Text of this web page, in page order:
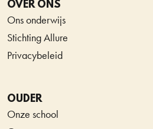
OVER ONS
Ons onderwijs
Stichting Allure
Privacybeleid
OUDER
Onze school